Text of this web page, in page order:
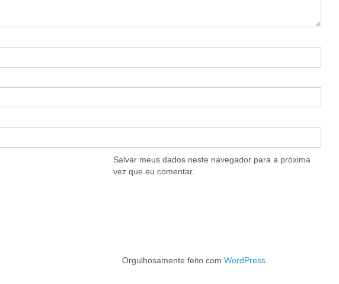
Salvar meus dados neste navegador para a próxima
vez que eu comentar.
Orgulhosamente feito com WordPress